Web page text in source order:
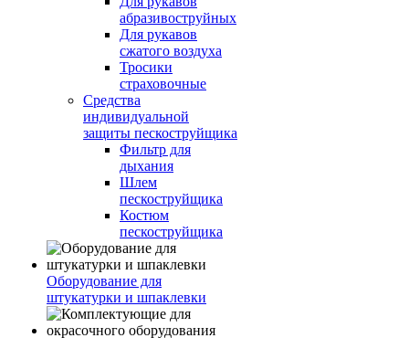
абразивоструйных
Для рукавов
сжатого воздуха
Тросики
страховочные
Средства
индивидуальной
защиты пескоструйщика
Фильтр для
дыхания
Шлем
пескоструйщика
Костюм
пескоструйщика
Оборудование для
штукатурки и шпаклевки